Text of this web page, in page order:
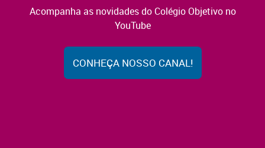
Acompanha as novidades do Colégio Objetivo no
YouTube
CONHEÇA NOSSO CANAL!